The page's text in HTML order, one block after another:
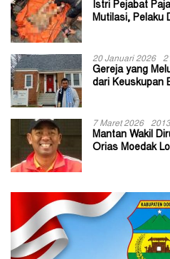
Istri Pejabat
Mutilasi, Pelaku
20 Januari 2026
Gereja yang
dari Keuskupan
7 Maret 2026
Mantan Wakil
Orias Moedak